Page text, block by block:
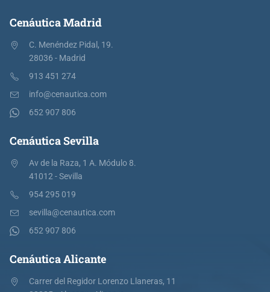
Cenáutica Madrid
C. Menéndez Pidal, 19.
28036 - Madrid
913 451 274
info@cenautica.com
652 907 806
Cenáutica Sevilla
Av de la Raza, 1 A. Módulo 8.
41012 - Sevilla
954 295 019
sevilla@cenautica.com
652 907 806
Cenáutica Alicante
Carrer del Regidor Lorenzo Llaneras, 11